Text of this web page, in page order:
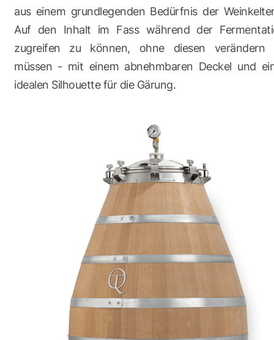
aus einem grundlegenden Bedürfnis der
Auf den Inhalt im Fass während der
zugreifen zu können, ohne diesen verändern
müssen - mit einem abnehmbaren Deckel und
idealen Silhouette für die Gärung.